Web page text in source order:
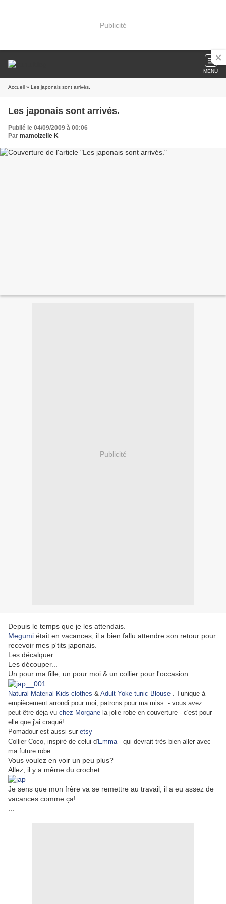
Publicité
MENU
Accueil » Les japonais sont arrivés.
Les japonais sont arrivés.
Publié le 04/09/2009 à 00:06
Par mamoizelle K
Publicité
Depuis le temps que je les attendais.
Megumi était en vacances, il a bien fallu attendre son retour pour
recevoir mes p'tits japonais.
Les décalquer...
Les découper...
Un pour ma fille, un pour moi & un collier pour l'occasion.
Natural Material Kids clothes & Adult Yoke tunic Blouse . Tunique à
empiècement arrondi pour moi, patrons pour ma miss - vous avez
peut-être déja vu chez Morgane la jolie robe en couverture - c'est pour
elle que j'ai craqué!
Pomadour est aussi sur etsy
Collier Coco, inspiré de celui d'Emma - qui devrait très bien aller avec
ma future robe
Vous voulez en voir un peu plus?
Allez, il y a même du crochet.
Je sens que mon frère va se remettre au travail, il a eu assez de
vacances comme ça!